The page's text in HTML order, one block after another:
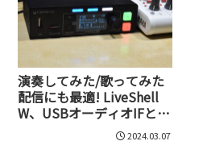
演奏してみた/歌ってみた
配信にも最適! LiveShell
W、USBオーディオIFとの
連携に最適化されたライ
ブ配信専用機の実力2024.03.07